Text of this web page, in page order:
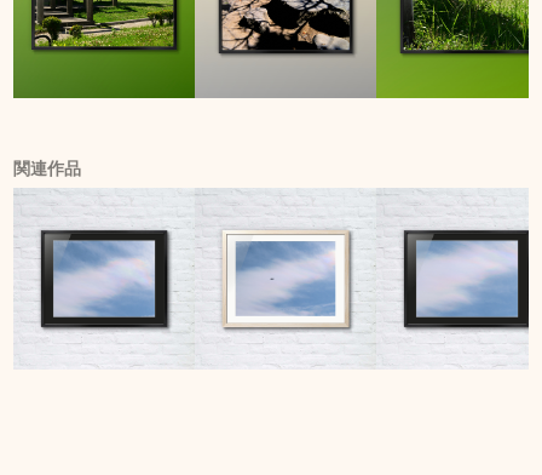
関連作品